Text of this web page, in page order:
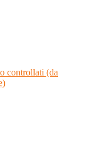
controllati (da